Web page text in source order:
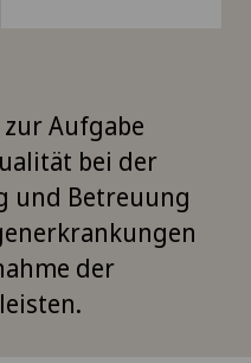
zur Aufgabe
bei der
und Betreuung
der